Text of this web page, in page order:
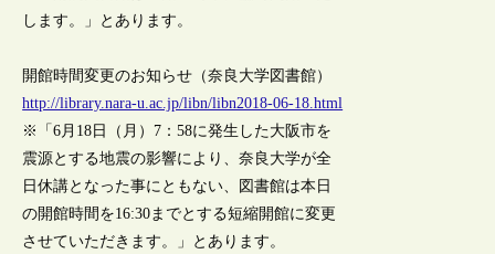
します。」とあります。
開館時間変更のお知らせ（奈良大学図書館）
http://library.nara-u.ac.jp/libn/libn2018-06-18.html
※「6月18日（月）7：58に発生した大阪市を
震源とする地震の影響により、奈良大学が全
日休講となった事にともない、図書館は本日
の開館時間を16:30までとする短縮開館に変更
させていただきます。」とあります。